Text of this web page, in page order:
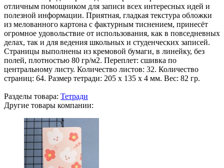
отличным помощником для записи всех интересных идей и
полезной информации. Приятная, гладкая текстура обложки
из мелованного картона с фактурным тиснением, принесёт
огромное удовольствие от использования, как в повседневных
делах, так и для ведения школьных и студенческих записей.
Страницы выполнены из кремовой бумаги, в линейку, без
полей, плотностью 80 гр/м2. Переплет: сшивка по
центральному листу. Количество листов: 32. Количество
страниц: 64. Размер тетради: 205 х 135 х 4 мм. Вес: 82 гр.
Разделы товара: Тетради
Другие товары компании: